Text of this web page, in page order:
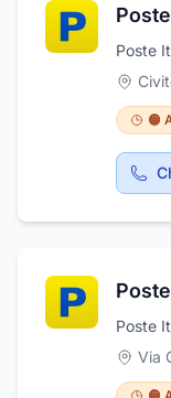
Poste
🟠
Poste